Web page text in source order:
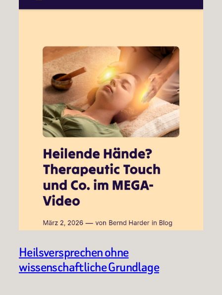
Heilsversprechen ohne
wissenschaftliche Grundlage